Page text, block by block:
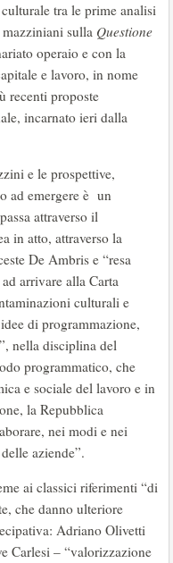
tra le prime analisi
sulla Questione
operaio e con la
e lavoro, in nome
recenti proposte
incarnato ieri dalla
e le prospettive,
ad emergere è un
attraverso il
in atto, attraverso la
De Ambris e “resa
arrivare alla Carta
culturali e
di programmazione,
nella disciplina del
programmatico, che
e sociale del lavoro e in
la Repubblica
nei modi e nei
aziende”.
ai classici riferimenti “di
che danno ulteriore
Adriano Olivetti
Carlesi – “valorizzazione